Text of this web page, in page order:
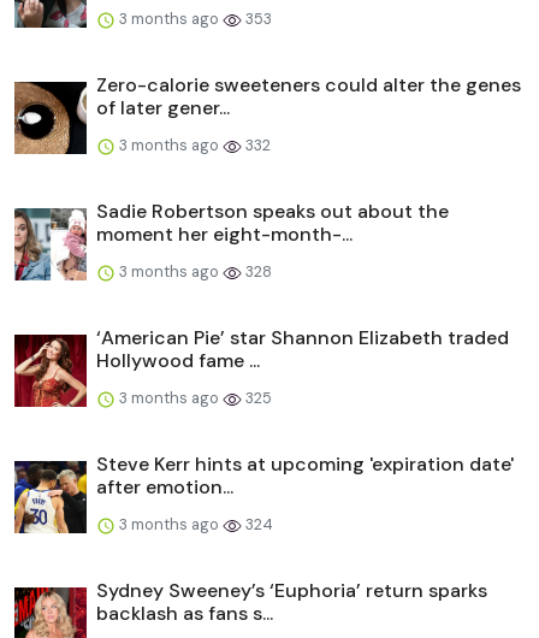
3 months ago 353
Zero-calorie sweeteners could alter the genes
of later gener...
3 months ago 332
Sadie Robertson speaks out about the
moment her eight-month-...
3 months ago 328
‘American Pie’ star Shannon Elizabeth traded
Hollywood fame ...
3 months ago 325
Steve Kerr hints at upcoming 'expiration date'
after emotion...
3 months ago 324
Sydney Sweeney’s ‘Euphoria’ return sparks
backlash as fans s...